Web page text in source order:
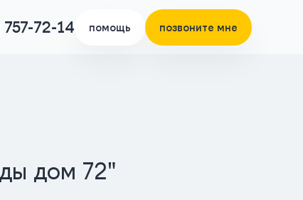
72-14 помощь позвоните мне
дом 72"